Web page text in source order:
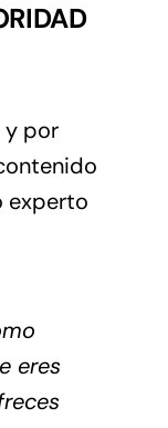
y por
experto
eres